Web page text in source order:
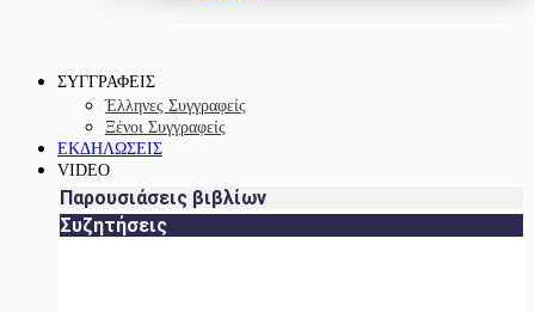
ΣΥΓΓΡΑΦΕΙΣ
Έλληνες Συγγραφείς
Ξένοι Συγγραφείς
ΕΚΔΗΛΩΣΕΙΣ
VIDEO
Παρουσιάσεις βιβλίων
Συζητήσεις